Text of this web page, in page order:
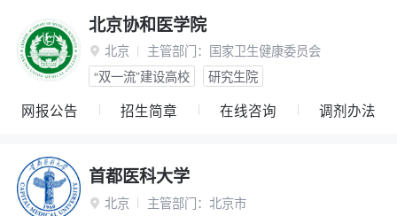
北京协和医学院
 北京 主管部门： 国家卫生健康委员会
“双一流”建设高校
研究生院
网报公告 招生简章 在线咨询 调剂办法
首都医科大学
 北京 主管部门： 北京市